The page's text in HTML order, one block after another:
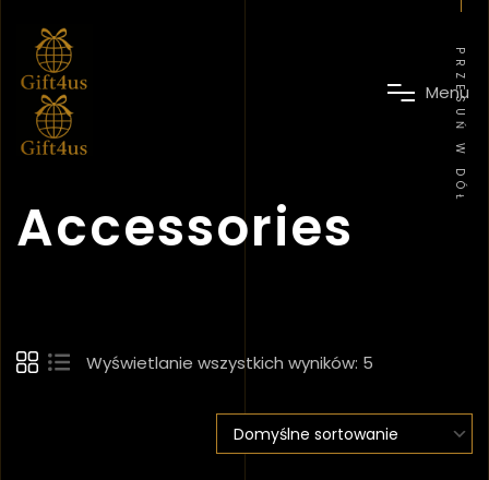
Menu
Accessories
PRZESUŃ W DÓŁ
Wyświetlanie wszystkich wyników: 5